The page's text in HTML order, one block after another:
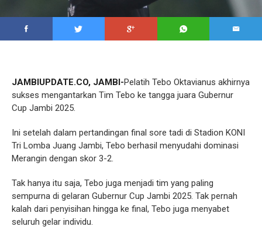
JAMBIUPDATE.CO, JAMBI-Pelatih Tebo Oktavianus akhirnya
sukses mengantarkan Tim Tebo ke tangga juara Gubernur
Cup Jambi 2025.
Ini setelah dalam pertandingan final sore tadi di Stadion KONI
Tri Lomba Juang Jambi, Tebo berhasil menyudahi dominasi
Merangin dengan skor 3-2.
Tak hanya itu saja, Tebo juga menjadi tim yang paling
sempurna di gelaran Gubernur Cup Jambi 2025. Tak pernah
kalah dari penyisihan hingga ke final, Tebo juga menyabet
seluruh gelar individu.